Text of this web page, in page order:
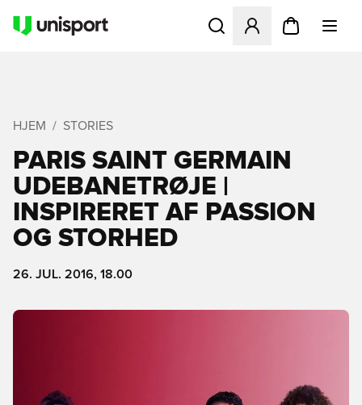
Åbner en Modal til at
HJEM STORIES
PARIS SAINT GERMAIN
UDEBANETRØJE |
INSPIRERET AF PASSION
OG STORHED
26. JUL. 2016, 18.00